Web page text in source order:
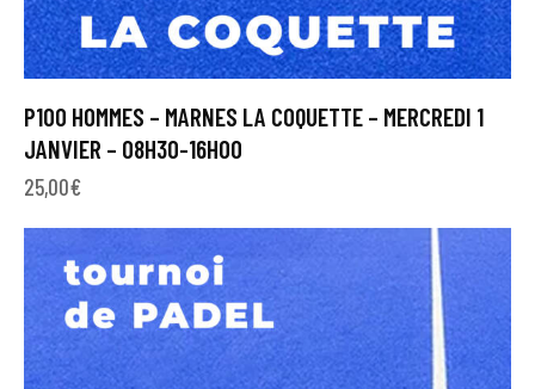
P100 HOMMES – MARNES LA COQUETTE – MERCREDI 1
JANVIER – 08H30-16H00
25,00€